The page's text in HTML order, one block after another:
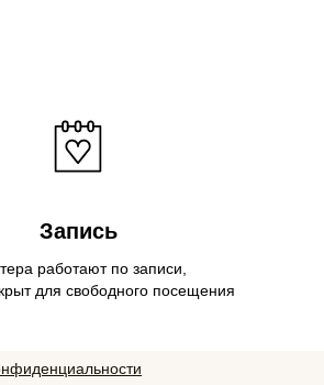
Запись
работают по записи,
для свободного посещения